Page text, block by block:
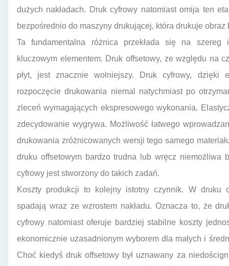
dużych nakładach. Druk cyfrowy natomiast omija ten
bezpośrednio do maszyny drukującej, która drukuje obraz
Ta fundamentalna różnica przekłada się na szereg
kluczowym elementem. Druk offsetowy, ze względu na
płyt, jest znacznie wolniejszy. Druk cyfrowy, dzięki
rozpoczęcie drukowania niemal natychmiast po
zleceń wymagających ekspresowego wykonania.
zdecydowanie wygrywa. Możliwość łatwego
drukowania zróżnicowanych wersji tego samego
druku offsetowym bardzo trudna lub wręcz niemożliwa
cyfrowy jest stworzony do takich zadań.
Koszty produkcji to kolejny istotny czynnik. W druku
spadają wraz ze wzrostem nakładu. Oznacza to, że
cyfrowy natomiast oferuje bardziej stabilne koszty
ekonomicznie uzasadnionym wyborem dla małych i
Choć kiedyś druk offsetowy był uznawany za